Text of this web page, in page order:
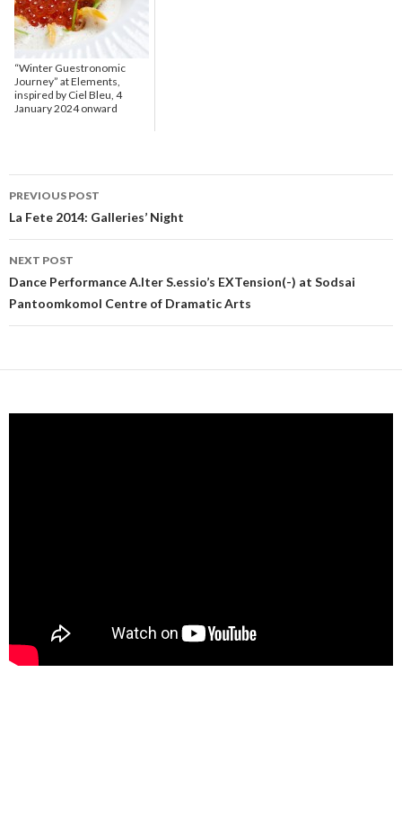
“Winter Guestronomic
Journey” at Elements,
inspired by Ciel Bleu, 4
January 2024 onward
Post navigation
PREVIOUS POST
La Fete 2014: Galleries’ Night
NEXT POST
Dance Performance A.Iter S.essio’s EXTension(-) at Sodsai
Pantoomkomol Centre of Dramatic Arts